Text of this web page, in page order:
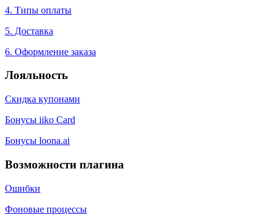
4. Типы оплаты
5. Доставка
6. Оформление заказа
Лояльность
Скидка купонами
Бонусы iiko Card
Бонусы loona.ai
Возможности плагина
Ошибки
Фоновые процессы